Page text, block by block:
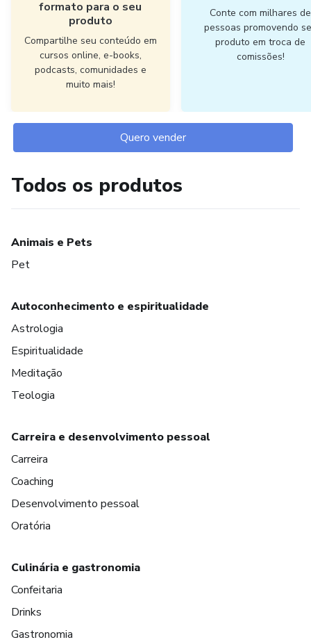
formato para o seu
produto
Compartilhe seu conteúdo em
cursos online, e-books,
podcasts, comunidades e
muito mais!
Conte com milhares de
pessoas promovendo
produto em troca de
comissões!
Quero vender
Todos os produtos
Animais e Pets
Pet
Autoconhecimento e espiritualidade
Astrologia
Espiritualidade
Meditação
Teologia
Carreira e desenvolvimento pessoal
Carreira
Coaching
Desenvolvimento pessoal
Oratória
Culinária e gastronomia
Confeitaria
Drinks
Gastronomia